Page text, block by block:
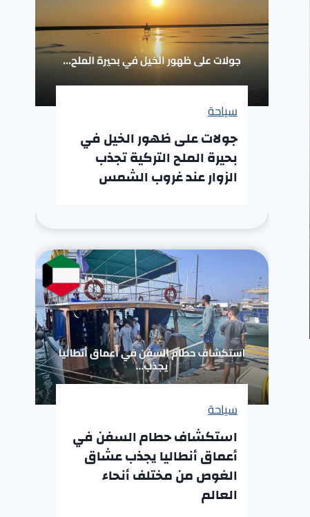
سياحة
جولات على ظهور الخيل في
بحيرة الملح التركية تجذب
الزوار عند غروب الشمس
سياحة
استكشاف حطام السفن في
أعماق أنطاليا يجذب عشاق
الغوص من مختلف أنحاء
العالم